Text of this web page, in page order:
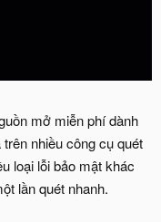
mở miễn phí dành
nhiều công cụ quét
loại lỗi bảo mật khác
lần quét nhanh.